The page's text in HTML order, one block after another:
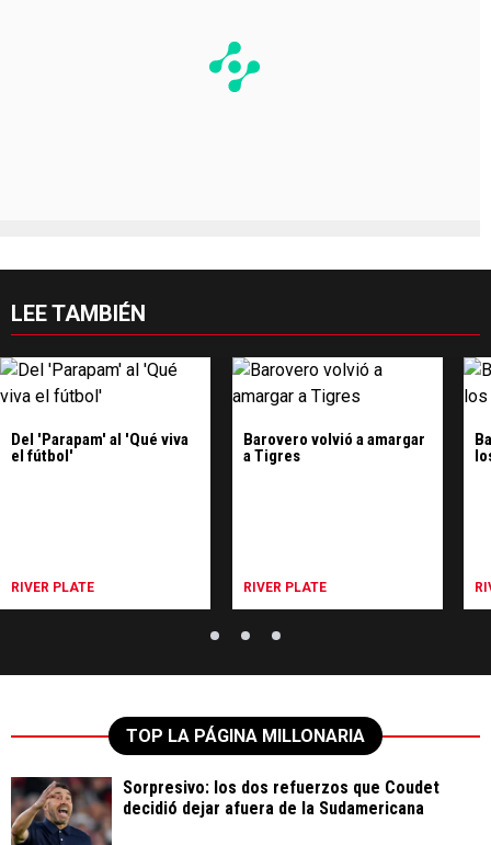
LEE TAMBIÉN
Del 'Parapam' al 'Qué viva
el fútbol'
RIVER PLATE
Barovero volvió a amargar
a Tigres
RIVER PLATE
TOP LA PÁGINA MILLONARIA
Sorpresivo: los dos refuerzos que Coudet
decidió dejar afuera de la Sudamericana